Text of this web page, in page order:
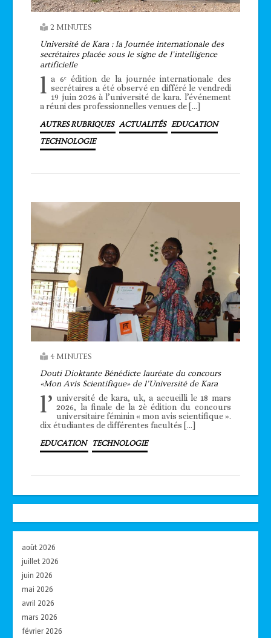
2 MINUTES
Université de Kara : la Journée internationale des
secrétaires placée sous le signe de l’intelligence
artificielle
l a 6ᵉ édition de la journée internationale des
secrétaires a été observé en différé le vendredi
19 juin 2026 à l’université de kara. l’événement
a réuni des professionnelles venues de […]
AUTRES RUBRIQUES ACTUALITÉS EDUCATION
TECHNOLOGIE
4 MINUTES
Douti Dioktante Bénédicte lauréate du concours
«Mon Avis Scientifique» de l’Université de Kara
l’ université de kara, uk, a accueilli le 18 mars
2026, la finale de la 2è édition du concours
universitaire féminin « mon avis scientifique ».
dix étudiantes de différentes facultés […]
EDUCATION TECHNOLOGIE
août 2026
juillet 2026
juin 2026
mai 2026
avril 2026
mars 2026
février 2026